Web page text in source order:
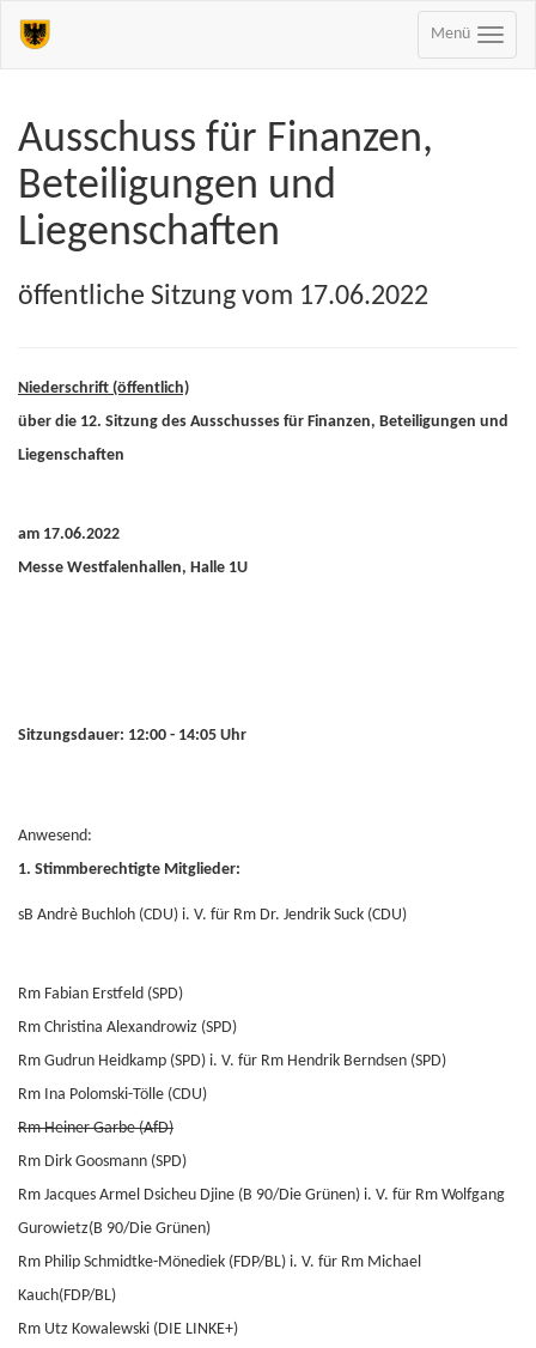
Menü
Ausschuss für Finanzen,
Beteiligungen und
Liegenschaften
öffentliche Sitzung vom 17.06.2022
Niederschrift (öffentlich)
über die 12. Sitzung des Ausschusses für Finanzen, Beteiligungen und
Liegenschaften
am 17.06.2022
Messe Westfalenhallen, Halle 1U
Sitzungsdauer: 12:00 - 14:05 Uhr
Anwesend:
1. Stimmberechtigte Mitglieder:
sB Andrè Buchloh (CDU) i. V. für Rm Dr. Jendrik Suck (CDU)
Rm Fabian Erstfeld (SPD)
Rm Christina Alexandrowiz (SPD)
Rm Gudrun Heidkamp (SPD) i. V. für Rm Hendrik Berndsen (SPD)
Rm Ina Polomski-Tölle (CDU)
Rm Heiner Garbe (AfD)
Rm Dirk Goosmann (SPD)
Rm Jacques Armel Dsicheu Djine (B 90/Die Grünen) i. V. für Rm Wolfgang
Gurowietz(B 90/Die Grünen)
Rm Philip Schmidtke-Mönediek (FDP/BL) i. V. für Rm Michael
Kauch(FDP/BL)
Rm Utz Kowalewski (DIE LINKE+)